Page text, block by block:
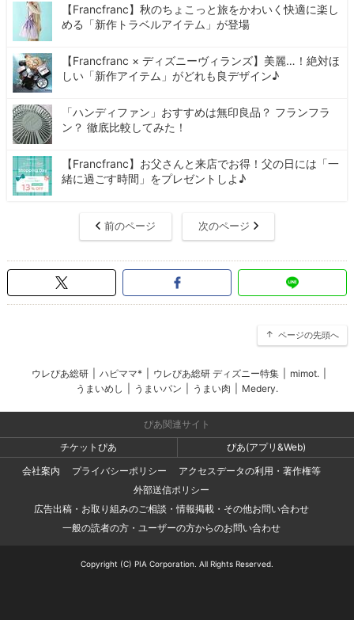
【Francfranc】秋のちょこっと旅をかわいく快適に楽し
める「新作トラベルアイテム」が登場
【Francfranc × ディズニーヴィランズ】美麗…！絶対ほ
しい「新作アイテム」がどれも良デザイン♪
「ハンディファン」おすすめは無印良品？ フランフラ
ン？ 徹底比較してみた！
【Francfranc】お父さんと来店でお得！父の日には「一
緒に過ごす時間」をプレゼントしよ♪
前のページ 次のページ
ページの先頭へ
ウレぴあ総研 ハピママ* ウレぴあ総研 ディズニー特集 mimot.
うまいめし
うまいパン うまい肉 Medery.
ぴあ関連サイト
チケットぴあ
ぴあ(アプリ&Web)
会社案内
プライバシーポリシー
アクセスデータの利用・著作権等
外部送信ポリシー
広告出稿・お取り組みのご相談・情報掲載・その他お問い合わせ
一般の読者の方・ユーザーの方からのお問い合わせ
Copyright (C) PIA Corporation. All Rights Reserved.